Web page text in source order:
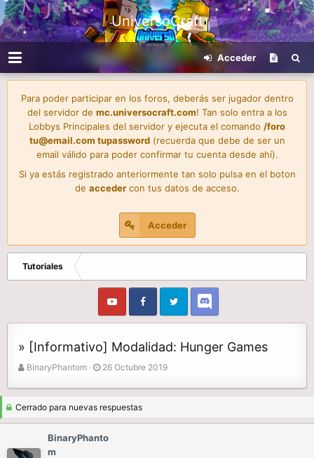
UniversoCraft
Acceder
Para poder participar en los foros, deberás ser jugador dentro
del servidor de mc.universocraft.com! Tan solo entra a los
Lobbys Principales del servidor y ejecuta el comando /foro
tu@email.com tupassword(recuerda que debe de ser un
email válido para poder confirmar tu cuenta desde ahí).
Si ya estás registrado anteriormente tan solo pulsa en el boton
de accedercon tus datos de acceso.
Acceder
Tutoriales
» [Informativo] Modalidad: Hunger Games
A
o
r
BinaryPhantom
F
h
a
d
26 Octubre 2019
Cerrado para nuevas respuestas
BinaryPhanto
m